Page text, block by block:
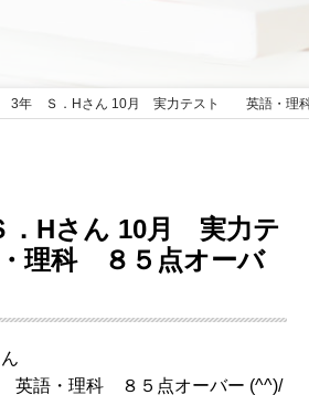
3年 Ｓ．Hさん 10月 実力テスト 英語・理
Hさん 10月 実力テ
科 ８５点オーバ
語・理科 ８５点オーバー (^^)/